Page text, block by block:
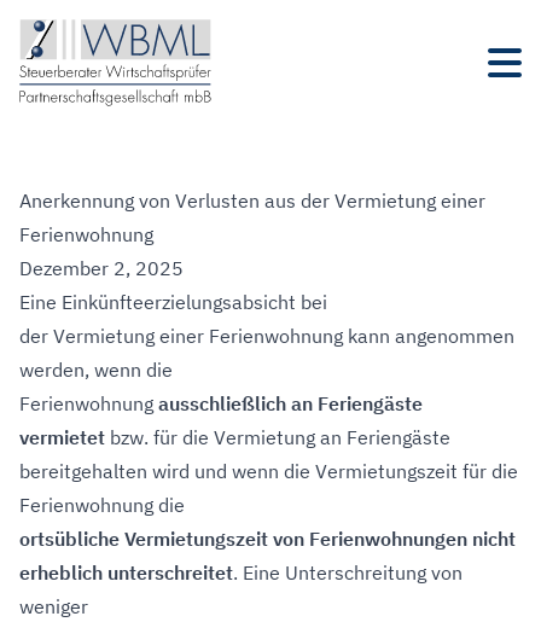
Anerkennung von Verlusten aus der Vermietung einer
Ferienwohnung
Dezember 2, 2025
Eine Einkünfteerzielungsabsicht bei
der Vermietung einer Ferienwohnung kann angenommen
werden, wenn die
Ferienwohnung ausschließlich an Feriengäste
vermietet bzw. für die Vermietung an Feriengäste
bereitgehalten wird und wenn die Vermietungszeit für die
Ferienwohnung die
ortsübliche Vermietungszeit von Ferienwohnungen nicht
erheblich unterschreitet. Eine Unterschreitung von
weniger